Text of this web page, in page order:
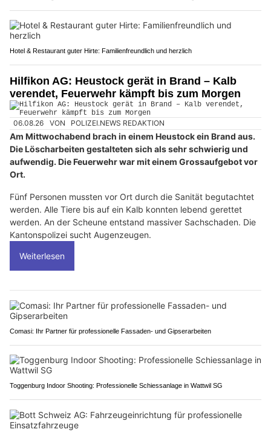
Hotel & Restaurant guter Hirte: Familienfreundlich und herzlich
Hilfikon AG: Heustock gerät in Brand – Kalb
verendet, Feuerwehr kämpft bis zum Morgen
06.08.26 VON POLIZEI.NEWS REDAKTION
Am Mittwochabend brach in einem Heustock ein Brand aus.
Die Löscharbeiten gestalteten sich als sehr schwierig und
aufwendig. Die Feuerwehr war mit einem Grossaufgebot vor
Ort.
Fünf Personen mussten vor Ort durch die Sanität begutachtet
werden. Alle Tiere bis auf ein Kalb konnten lebend gerettet
werden. An der Scheune entstand massiver Sachschaden. Die
Kantonspolizei sucht Augenzeugen.
Weiterlesen
Comasi: Ihr Partner für professionelle Fassaden- und Gipserarbeiten
Toggenburg Indoor Shooting: Professionelle Schiessanlage in Wattwil SG